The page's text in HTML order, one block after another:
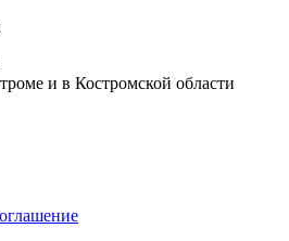
и в Костромской области